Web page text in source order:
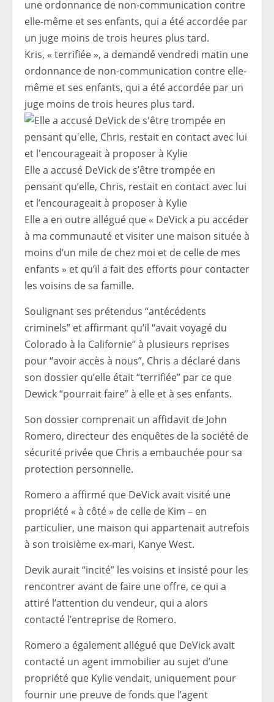
Kris, « terrifiée », a demandé vendredi matin une
ordonnance de non-communication contre elle-
même et ses enfants, qui a été accordée par un
juge moins de trois heures plus tard.
Elle a accusé DeVick de s’être trompée en
pensant qu’elle, Chris, restait en contact avec lui
et l’encourageait à proposer à Kylie
Elle a en outre allégué que « DeVick a pu accéder
à ma communauté et visiter une maison située à
moins d’un mile de chez moi et de celle de mes
enfants » et qu’il a fait des efforts pour contacter
les voisins de sa famille.
Soulignant ses prétendus “antécédents
criminels” et affirmant qu’il “avait voyagé du
Colorado à la Californie” à plusieurs reprises
pour “avoir accès à nous”, Chris a déclaré dans
son dossier qu’elle était “terrifiée” par ce que
Dewick “pourrait faire” à elle et à ses enfants.
Son dossier comprenait un affidavit de John
Romero, directeur des enquêtes de la société de
sécurité privée que Chris a embauchée pour sa
protection personnelle.
Romero a affirmé que DeVick avait visité une
propriété « à côté » de celle de Kim – en
particulier, une maison qui appartenait autrefois
à son troisième ex-mari, Kanye West.
Devik aurait “incité” les voisins et insisté pour les
rencontrer avant de faire une offre, ce qui a
attiré l’attention du vendeur, qui a alors
contacté l’entreprise de Romero.
Romero a également allégué que DeVick avait
contacté un agent immobilier au sujet d’une
propriété que Kylie vendait, uniquement pour
fournir une preuve de fonds que l’agent